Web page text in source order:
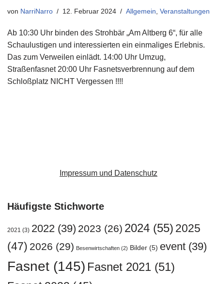
von NarriNarro 12. Februar 2024 Allgemein Veranstaltungen
Ab 10:30 Uhr binden des Strohbär „Am Altberg 6“, für alle
Schaulustigen und interessierten ein einmaliges Erlebnis.
Das zum Verweilen einlädt. 14:00 Uhr Umzug,
Straßenfasnet 20:00 Uhr Fasnetsverbrennung auf dem
Schloßplatz NICHT Vergessen !!!!
Impressum und Datenschutz
Häufigste Stichworte
2021 (3) 2022 (39) 2023 (26) 2024 (55) 2025
(47) 2026 (29) Besenwirtschaften (2) Bilder (5) event (39)
Fasnet (145) Fasnet 2021 (51)